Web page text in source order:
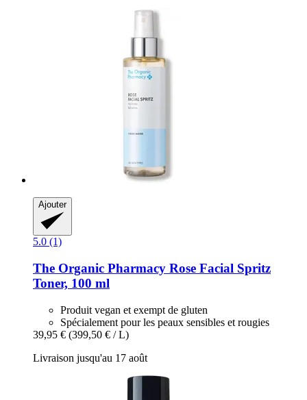
Ajouter
5.0 (1)
The Organic Pharmacy Rose Facial Spritz
Toner, 100 ml
Produit vegan et exempt de gluten
Spécialement pour les peaux sensibles et rougies
39,95 € (399,50 € / L)
Livraison jusqu'au 17 août